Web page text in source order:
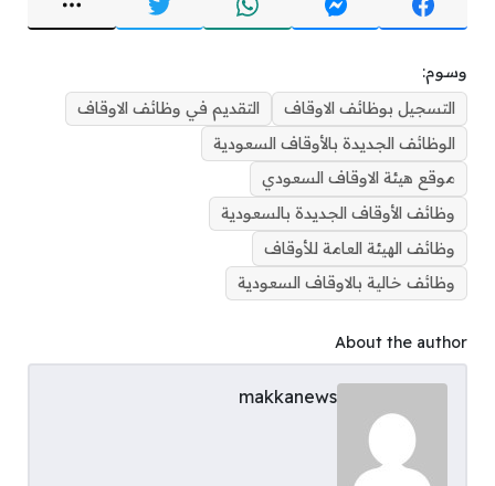
وسوم:
التسجيل بوظائف الاوقاف
التقديم في وظائف الاوقاف
الوظائف الجديدة بالأوقاف السعودية
موقع هيئة الاوقاف السعودي
وظائف الأوقاف الجديدة بالسعودية
وظائف الهيئة العامة للأوقاف
وظائف خالية بالاوقاف السعودية
About the author
makkanews